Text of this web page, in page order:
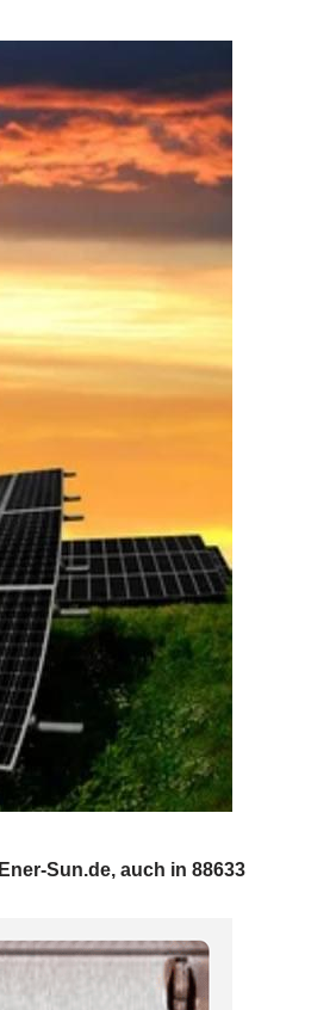
Ener-Sun.de, auch in 88633